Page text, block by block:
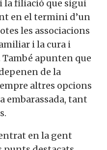
fills, com és comú
una llei d’ajut i
la filiació que sigui
en el termini
a totes les
amb el fet
de la infància.
Socials
ofereixin
a la
públiques com